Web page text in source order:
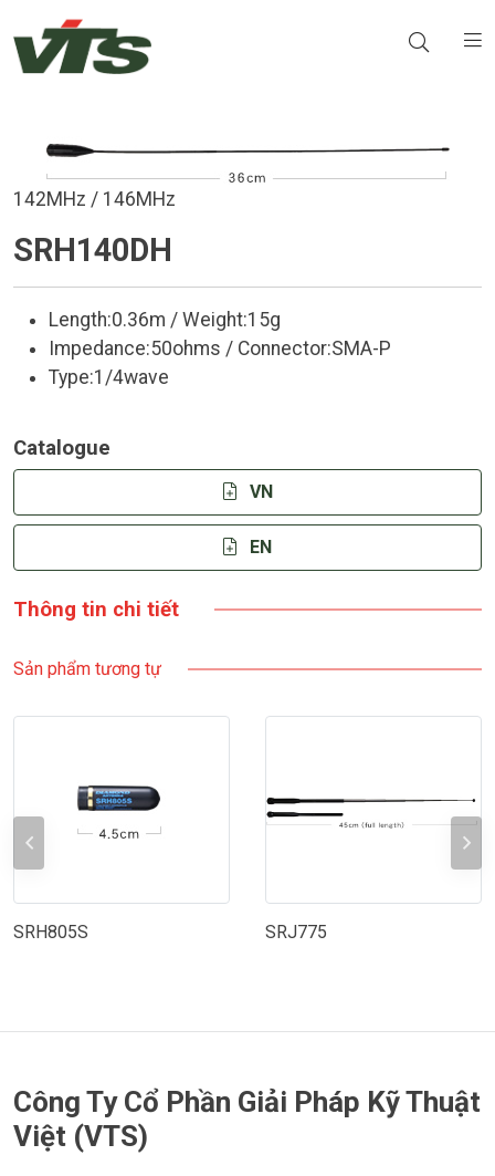
142MHz / 146MHz
SRH140DH
Length:0.36m / Weight:15g
Impedance:50ohms / Connector:SMA-P
Type:1/4wave
Catalogue
VN
EN
Thông tin chi tiết
Sản phẩm tương tự
SRH805S SRJ775
Công Ty Cổ Phần Giải Pháp Kỹ Thuật
Việt (VTS)